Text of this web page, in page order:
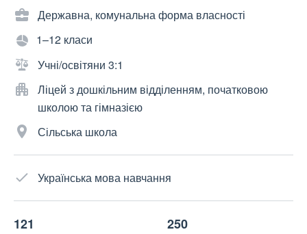
Державна, комунальна форма власності
1–12 класи
Учні/освітяни 3:1
Ліцей з дошкільним відділенням, початковою
школою та гімназією
Сільська школа
Українська мова навчання
121 250